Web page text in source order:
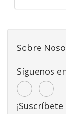
Sobre
Síguenos